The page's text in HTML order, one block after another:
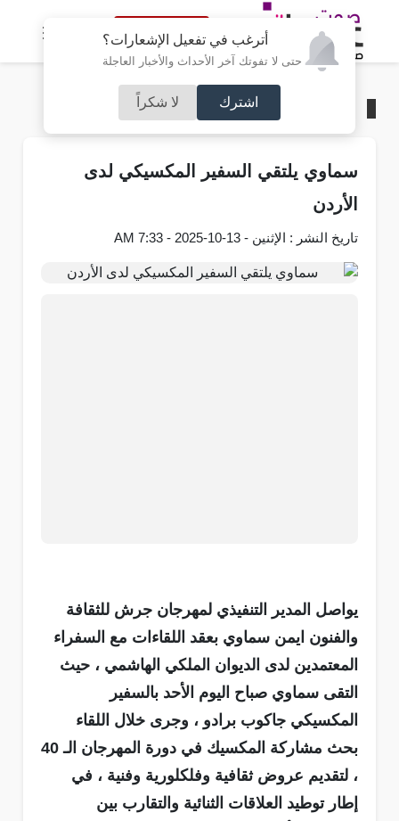
أترغب في تفعيل الإشعارات؟
حتى لا تفوتك آخر الأحداث والأخبار العاجلة
اشترك لا شكراً
النسخة الكاملة
مجتمع صوت عمان
سماوي يلتقي السفير المكسيكي لدى
الأردن
تاريخ النشر : الإثنين - 13-10-2025 - 7:33 AM
يواصل المدير التنفيذي لمهرجان جرش للثقافة
والفنون ايمن سماوي بعقد اللقاءات مع السفراء
المعتمدين لدى الديوان الملكي الهاشمي ، حيث
التقى سماوي صباح اليوم الأحد بالسفير
المكسيكي جاكوب برادو ، وجرى خلال اللقاء
بحث مشاركة المكسيك في دورة المهرجان الـ 40
، لتقديم عروض ثقافية وفلكلورية وفنية ، في
إطار توطيد العلاقات الثنائية والتقارب بين